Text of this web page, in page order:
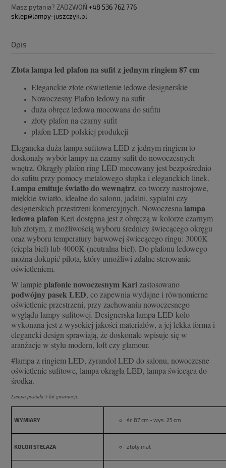
Masz pytania? ZADZWOŃ +48 536 762 776
sklep@lampy-juszczyk.pl
Opis
Złota lampa led plafon na sufit z jednym ringiem 87 cm
Eleganckie złote oświetlenie ledowe designerskie
Nowoczesny Plafon ledowy na sufit
duża obręcz ledowa mocowana do sufitu
złoty plafon na czarny sufit
plafon LED polskiej produkcji
Elegancka duża lampa sufitowa LED z jednym ringiem to
doskonały wybór lampy na czarny sufit do nowoczesnych
wnętrz. Okrągły plafon ring LED mocowany jest bezpośrednio
do sufitu przy pomocy metalowego słupka i eleganckich linek.
Lampa emituje światło do wewnątrz, co tworzy nastrojowe,
miękkie światło, idealne do salonu, jadalni, sypialni czy
designerskich przestrzeni komercyjnych. Nowoczesnalampa
ledowa plafon Keri dostępna jest z obręczą w kolorze czarnym
lub złotym, z możliwością wyboru średnicy świecącego okręgu
oraz wyboru temperatury barwowej świecącego ringu: 3000K
(ciepła biel) lub 4000K (neutralna biel). Do plafonu ledowego
można dokupić pilota, który umożliwi zdalne sterowanie
oświetleniem.
W lampieplafonie nowoczesnym Karizastosowano
podwójny pasek LED, co zapewnia wydajne i równomierne
oświetlenie przestrzeni, przy zachowaniu nowoczesnego
wyglądu lampy sufitowej. Designerska lampa LED koło
wykonana jest z wysokiej jakości materiałów, a jej lekka forma i
elegancki design sprawiają, że doskonale wpisuje się w
aranżacje w stylu modern, loft czy glamour.
#lampa z ringiem LED, żyrandol LED do salonu, nowoczesne
oświetlenie sufitowe, lampa okrągła LED, lampa świecąca do
środka.
Lampa posiada 5 lat gwarancji.
WYMIARY śr. 87 cm - wys. 25 cm
KOLOR STELAŻA złoty mat